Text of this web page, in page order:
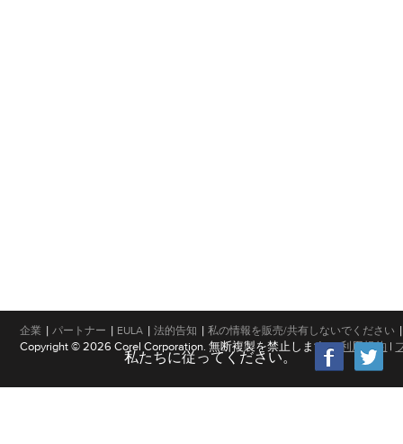
企業 | パートナー | EULA | 法的告知 | 私の情報を販売/共有しないでください |
Copyright © 2026 Corel Corporation. 無断複製を禁止します。利用規約 |
私たちに従ってください。